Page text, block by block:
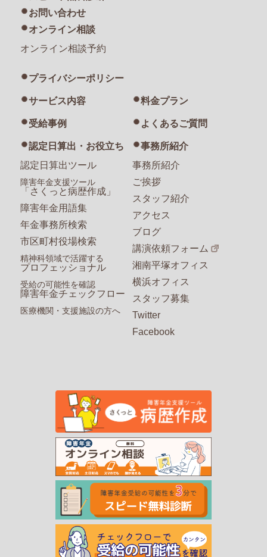
お問い合わせ
オンライン相談
オンライン相談予約
プライバシーポリシー
サービス内容 料金プラン
受給事例 よくあるご質問
認定日算出・お役立ち
認定日算出ツール
障害年金支援ツール
「さくっと病歴作成」
障害年金用語集
年金事務所検索
市区町村役場検索
精神科領域で活躍する
プロフェッショナル
受給の可能性を確認
障害年金チェックフロー
医療機関・支援施設の方へ
事務所紹介
事務所紹介
ご挨拶
スタッフ紹介
アクセス
ブログ
講演依頼フォーム
湘南平塚オフィス
横浜オフィス
スタッフ募集
Twitter
Facebook